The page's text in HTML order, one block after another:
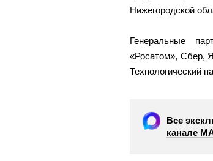
Нижегородской
Генеральные
«Росатом», Сбер,
Технологический
Все
канале